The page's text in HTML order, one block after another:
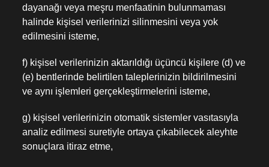
dayanağı veya meşru menfaatinin bulunmaması
halinde kişisel verilerinizi silinmesini veya yok
edilmesini isteme,
f) kişisel verilerinizin aktarıldığı üçüncü kişilere (d) ve
(e) bentlerinde belirtilen taleplerinizin bildirilmesini
ve aynı işlemleri gerçekleştirmelerini isteme,
g) kişisel verilerinizin otomatik sistemler vasıtasıyla
analiz edilmesi suretiyle ortaya çıkabilecek aleyhte
sonuçlara itiraz etme,